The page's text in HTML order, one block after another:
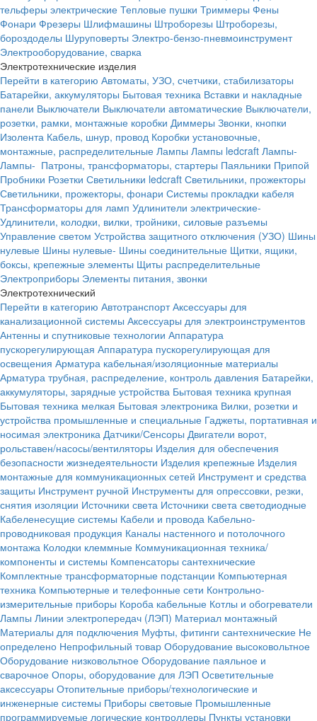
тельферы электрические Тепловые пушки Триммеры Фены
Фонари Фрезеры Шлифмашины Штроборезы Штроборезы,
бороздоделы Шуруповерты Электро-бензо-пневмоинструмент
Электрооборудование, сварка
Электротехнические изделия
Перейти в категорию Автоматы, УЗО, счетчики, стабилизаторы
Батарейки, аккумуляторы Бытовая техника Вставки и накладные
панели Выключатели Выключатели автоматические Выключатели,
розетки, рамки, монтажные коробки Диммеры Звонки, кнопки
Изолента Кабель, шнур, провод Коробки установочные,
монтажные, распределительные Лампы Лампы ledcraft Лампы-
Лампы- Патроны, трансформаторы, стартеры Паяльники Припой
Пробники Розетки Светильники ledcraft Светильники, прожекторы
Светильники, прожекторы, фонари Системы прокладки кабеля
Трансформаторы для ламп Удлинители электрические-
Удлинители, колодки, вилки, тройники, силовые разъемы
Управление светом Устройства защитного отключения (УЗО) Шины
нулевые Шины нулевые- Шины соединительные Щитки, ящики,
боксы, крепежные элементы Щиты распределительные
Электроприборы Элементы питания, звонки
Электротехнический
Перейти в категорию Автотранспорт Аксессуары для
канализационной системы Аксессуары для электроинструментов
Антенны и спутниковые технологии Аппаратура
пускорегулирующая Аппаратура пускорегулирующая для
освещения Арматура кабельная/изоляционные материалы
Арматура трубная, распределение, контроль давления Батарейки,
аккумуляторы, зарядные устройства Бытовая техника крупная
Бытовая техника мелкая Бытовая электроника Вилки, розетки и
устройства промышленные и специальные Гаджеты, портативная и
носимая электроника Датчики/Сенсоры Двигатели ворот,
рольставен/насосы/вентиляторы Изделия для обеспечения
безопасности жизнедеятельности Изделия крепежные Изделия
монтажные для коммуникационных сетей Инструмент и средства
защиты Инструмент ручной Инструменты для опрессовки, резки,
снятия изоляции Источники света Источники света светодиодные
Кабеленесущие системы Кабели и провода Кабельно-
проводниковая продукция Каналы настенного и потолочного
монтажа Колодки клеммные Коммуникационная техника/
компоненты и системы Компенсаторы сантехнические
Комплектные трансформаторные подстанции Компьютерная
техника Компьютерные и телефонные сети Контрольно-
измерительные приборы Короба кабельные Котлы и обогреватели
Лампы Линии электропередач (ЛЭП) Материал монтажный
Материалы для подключения Муфты, фитинги сантехнические Не
определено Непрофильный товар Оборудование высоковольтное
Оборудование низковольтное Оборудование паяльное и
сварочное Опоры, оборудование для ЛЭП Осветительные
аксессуары Отопительные приборы/технологические и
инженерные системы Приборы световые Промышленные
программируемые логические контроллеры Пункты установки